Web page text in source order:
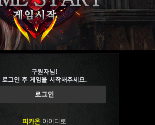
피카온 아이디로